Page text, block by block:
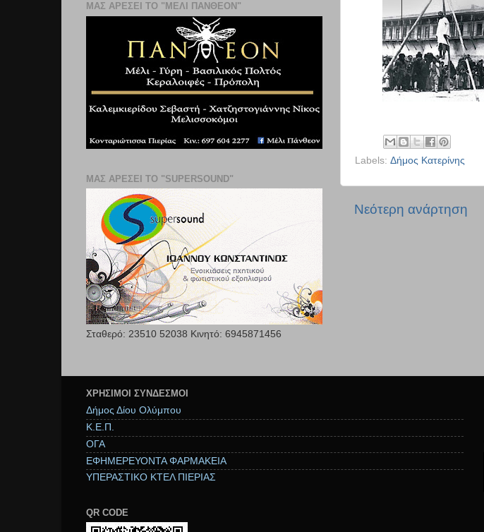
Labels: Δήμος Κατερίνης
Νεότερη ανάρτηση
ΜΑΣ ΑΡΕΣΕΙ ΤΟ "ΜΕΛΙ ΠΑΝΘΕΟΝ"
ΜΑΣ ΑΡΕΣΕΙ ΤΟ "SUPERSOUND"
Σταθερό: 23510 52038 Κινητό: 6945871456
ΧΡΉΣΙΜΟΙ ΣΥΝΔΕΣΜΟΙ
Δήμος Δίου Ολύμπου
Κ.Ε.Π.
ΟΓΑ
ΕΦΗΜΕΡΕΥΟΝΤΑ ΦΑΡΜΑΚΕΙΑ
ΥΠΕΡΑΣΤΙΚΟ ΚΤΕΛ ΠΙΕΡΙΑΣ
QR CODE